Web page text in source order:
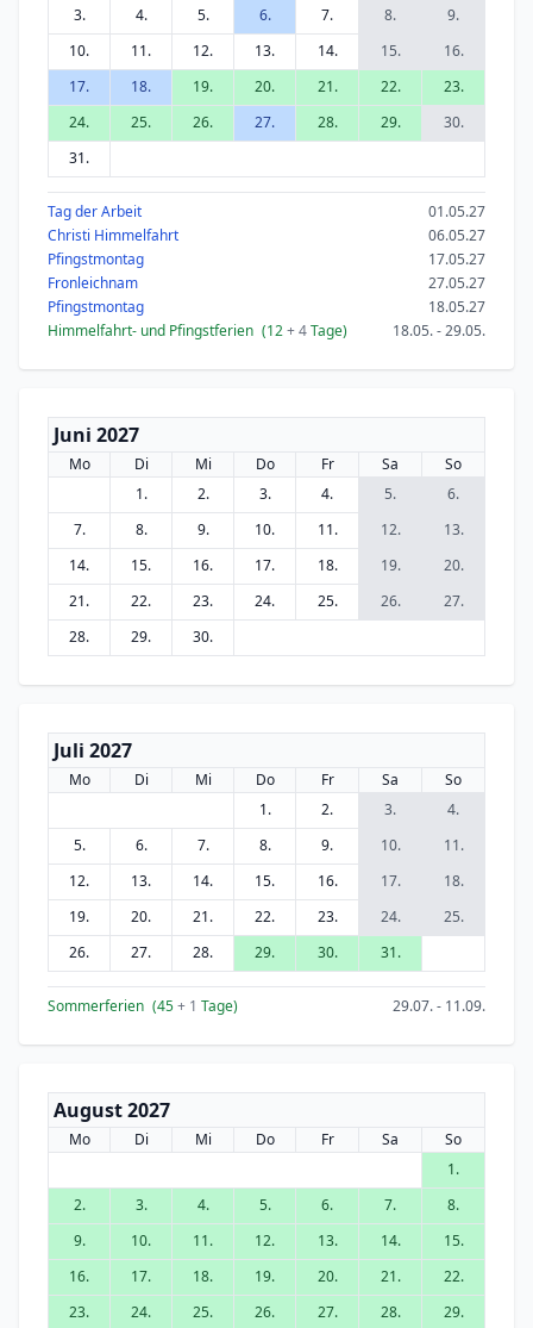
3. 4. 5. 6. 7. 8.
9.
10.
11. 12. 13. 14. 15.
16.
17.
18. 19. 20. 21. 22.
23.
24.
25. 26. 27. 28. 29.
30.
31.
Tag der Arbeit
01.05.27
Christi Himmelfahrt
06.05.27
Pfingstmontag
17.05.27
Fronleichnam
27.05.27
Pfingstmontag
18.05.27
Himmelfahrt- und Pfingstferien (12+ 4Tage) 18.05. - 29.05.
Juni 2027
Mo Di Mi Do Fr Sa
So
1.
2. 3. 4. 5.
6.
7.
8. 9. 10. 11. 12.
13.
14.
15. 16. 17. 18. 19.
20.
21.
22. 23. 24. 25. 26.
27.
28.
29. 30.
Juli 2027
Mo Di Mi Do Fr Sa
So
1.
2. 3.
4.
5.
6. 7. 8. 9. 10.
11.
12.
13. 14. 15. 16. 17.
18.
19.
20. 21. 22. 23. 24.
25.
26.
27. 28. 29. 30. 31.
Sommerferien (45+ 1 Tage) 29.07. - 11.09.
August 2027
Mo Di Mi Do Fr Sa
So
1.
2.
3. 4. 5. 6. 7.
8.
9.
10. 11. 12. 13. 14.
15.
16.
17. 18. 19. 20. 21.
22.
23.
24. 25. 26. 27. 28.
29.